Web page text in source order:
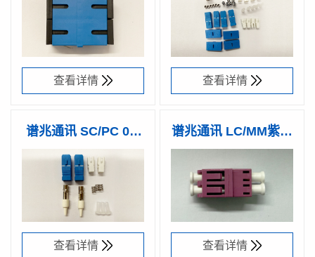
RAS-PCSD-
BN10H
32501500
查看详情
RS-PS20D-
B233W-
25YW0
32501400
查看详情
谱兆通讯 SC/PC 0.9
锌合金 散件 白色尾套
产品型号：
RS-PS2BS-
B011W-
15YW0
谱兆编码：
32501300
查看详情
谱兆通讯 LC/MM紫红
色双联分体（高低
型）适配器
RAL-PCSD-
BN10W
32501100
查看详情